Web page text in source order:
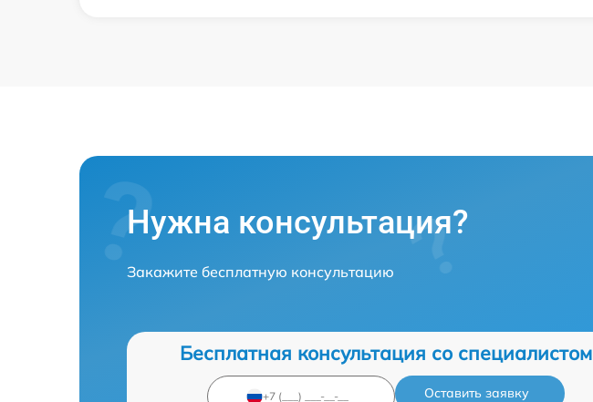
Нужна консультация?
Закажите бесплатную консультацию
Бесплатная консультация со специалистом
Оставить заявку